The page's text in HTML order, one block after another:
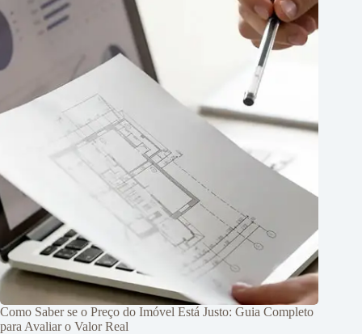
Como Saber se o Preço do Imóvel Está Justo: Guia Completo
para Avaliar o Valor Real